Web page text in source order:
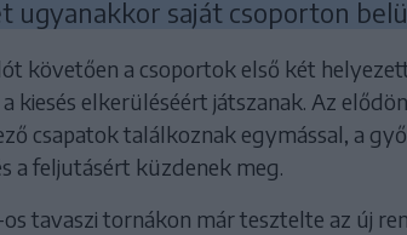
ugyanakkor saját csoporton
követően a csoportok első két
kiesés elkerüléséért játszanak. Az
csapatok találkoznak egymással, a
a feljutásért küzdenek meg.
tavaszi tornákon már tesztelte az új